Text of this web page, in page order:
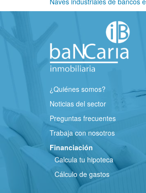
¿Quiénes somos?
Noticias del sector
Preguntas frecuentes
Trabaja con nosotros
Financiación
Calcula tu hipoteca
Cálculo de gastos